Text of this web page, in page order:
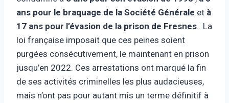
ans pour le braquage de la Société Générale et à
17 ans pour l’évasion de la prison de Fresnes . La
loi française imposait que ces peines soient
purgées consécutivement, le maintenant en prison
jusqu’en 2022. Ces arrestations ont marqué la fin
de ses activités criminelles les plus audacieuses,
mais n’ont pas pour autant mis un terme définitif à